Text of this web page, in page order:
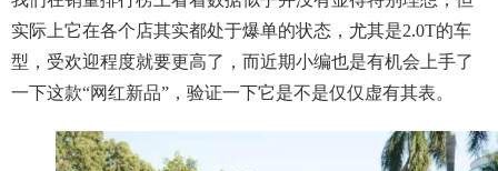
实际上它在各个店其实都处于爆单的状态，尤其是2.0T的车
型，受欢迎程度就要更高了，而近期小编也是有机会上手了
一下这款“网红新品”，验证一下它是不是仅仅虚有其表。